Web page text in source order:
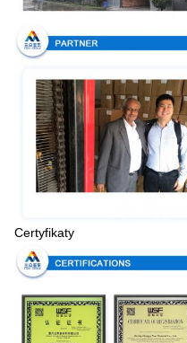
Certyfikaty